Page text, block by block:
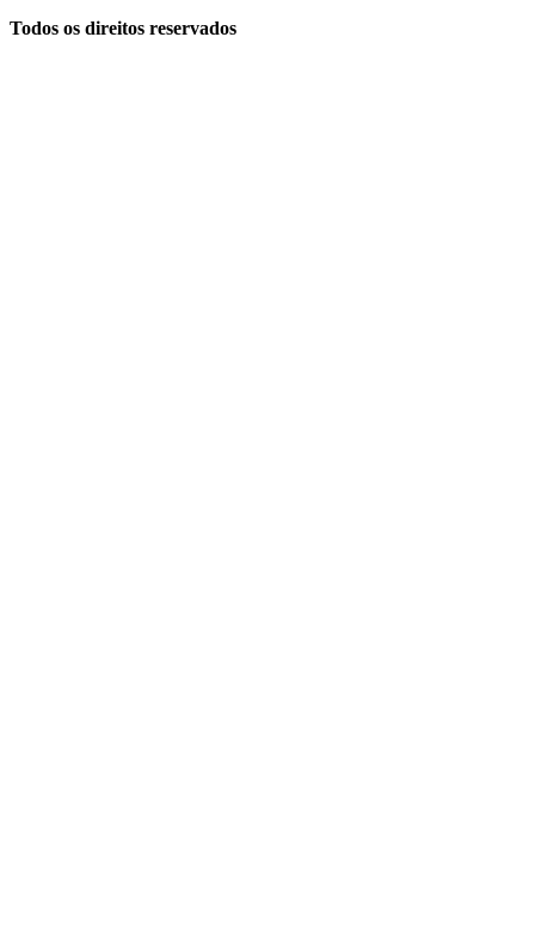
Todos os direitos reservados